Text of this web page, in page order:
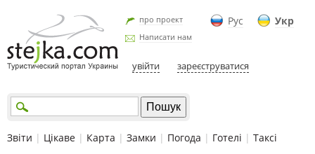
Рус Укр
про проект
Написати нам
увійти зареєструватися
Звіти | Цікаве | Карта | Замки | Погода | Готелі | Таксі